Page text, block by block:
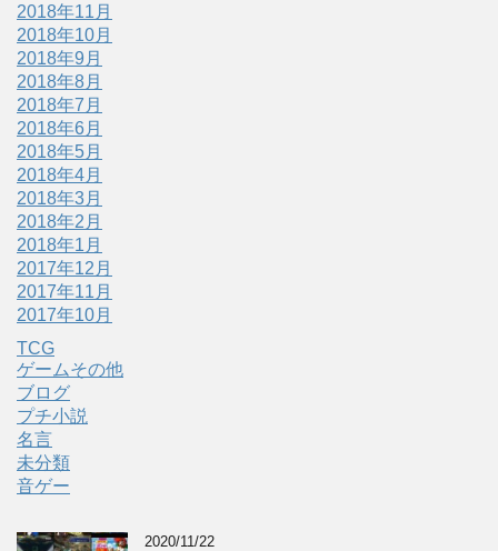
2018年11月
2018年10月
2018年9月
2018年8月
2018年7月
2018年6月
2018年5月
2018年4月
2018年3月
2018年2月
2018年1月
2017年12月
2017年11月
2017年10月
TCG
ゲームその他
ブログ
プチ小説
名言
未分類
音ゲー
2020/11/22